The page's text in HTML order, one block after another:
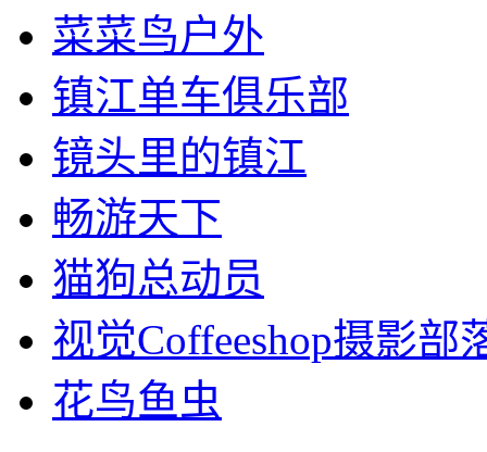
菜菜鸟户外
镇江单车俱乐部
镜头里的镇江
畅游天下
猫狗总动员
视觉Coffeeshop摄影部
花鸟鱼虫